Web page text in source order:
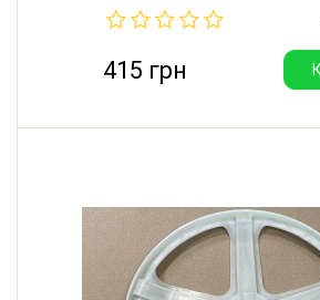
мм. Производитель:
415 грн